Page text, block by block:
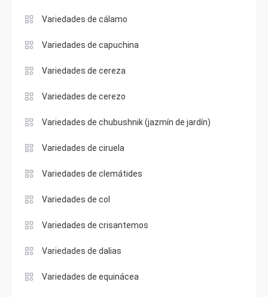
Variedades de cálamo
Variedades de capuchina
Variedades de cereza
Variedades de cerezo
Variedades de chubushnik (jazmín de jardín)
Variedades de ciruela
Variedades de clemátides
Variedades de col
Variedades de crisantemos
Variedades de dalias
Variedades de equinácea